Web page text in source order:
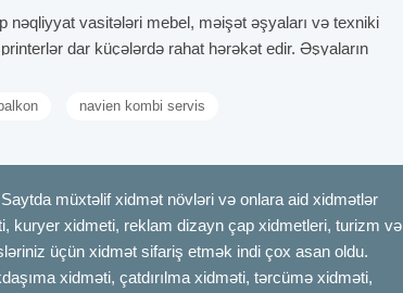
vasitələri mebel, məişət əşyaları və texniki
dar küçələrdə rahat hərəkət edir. Əşyaların
təqdim edir.
olunur. Bu xidmət pərakəndə satış, restoran, aptek və
Tıxac və parklama problemi yaşamadan sürətli
turları, ailəvi pikniklər, toy və yas mərasimləri üçün kiçik
navien kombi servis
müxtəlif xidmət növləri və onlara aid xidmətlər
kuryer xidmeti, reklam dizayn çap xidmetleri, turizm və
üçün xidmət sifariş etmək indi çox asan oldu.
xidməti, çatdırılma xidməti, tərcümə xidməti,